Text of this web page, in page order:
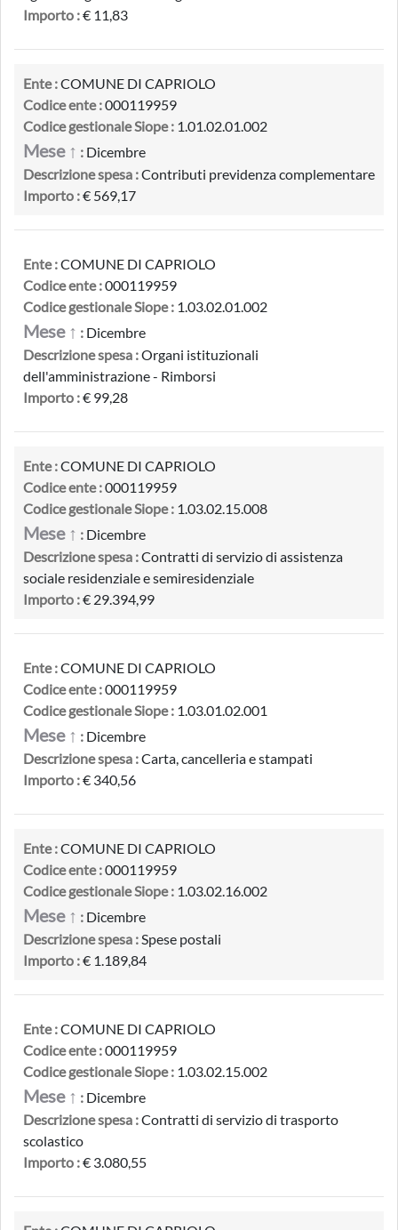
Importo :€ 11,83
Ente :COMUNE DI CAPRIOLO
Codice ente :000119959
Codice gestionale Siope : 1.01.02.01.002
Mese ↑ : Dicembre
Descrizione spesa :Contributi previdenza complementare
Importo :€ 569,17
Ente :COMUNE DI CAPRIOLO
Codice ente :000119959
Codice gestionale Siope : 1.03.02.01.002
Mese ↑ : Dicembre
Descrizione spesa :Organi istituzionali
dell'amministrazione - Rimborsi
Importo :€ 99,28
Ente :COMUNE DI CAPRIOLO
Codice ente :000119959
Codice gestionale Siope : 1.03.02.15.008
Mese ↑ : Dicembre
Descrizione spesa :Contratti di servizio di assistenza
sociale residenziale e semiresidenziale
Importo :€ 29.394,99
Ente :COMUNE DI CAPRIOLO
Codice ente :000119959
Codice gestionale Siope : 1.03.01.02.001
Mese ↑ : Dicembre
Descrizione spesa :Carta, cancelleria e stampati
Importo :€ 340,56
Ente :COMUNE DI CAPRIOLO
Codice ente :000119959
Codice gestionale Siope : 1.03.02.16.002
Mese ↑ : Dicembre
Descrizione spesa :Spese postali
Importo :€ 1.189,84
Ente :COMUNE DI CAPRIOLO
Codice ente :000119959
Codice gestionale Siope : 1.03.02.15.002
Mese ↑ : Dicembre
Descrizione spesa :Contratti di servizio di trasporto
scolastico
Importo :€ 3.080,55